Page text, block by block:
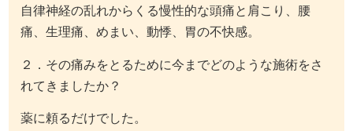
自律神経の乱れからくる慢性的な頭痛と肩こり、腰
痛、生理痛、めまい、動悸、胃の不快感。
２．その痛みをとるために今までどのような施術をさ
れてきましたか？
薬に頼るだけでした。